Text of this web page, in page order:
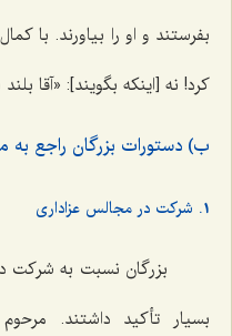
بفرستند و او را بیاورند. با
کرد! نه [اینکه بگویند]: «آقا
ب) دستورات بزرگان راجع
1. شرکت در مجالس عزاداری
بزرگان نسبت به شرکت
بسیار تأکید داشتند. مرحوم